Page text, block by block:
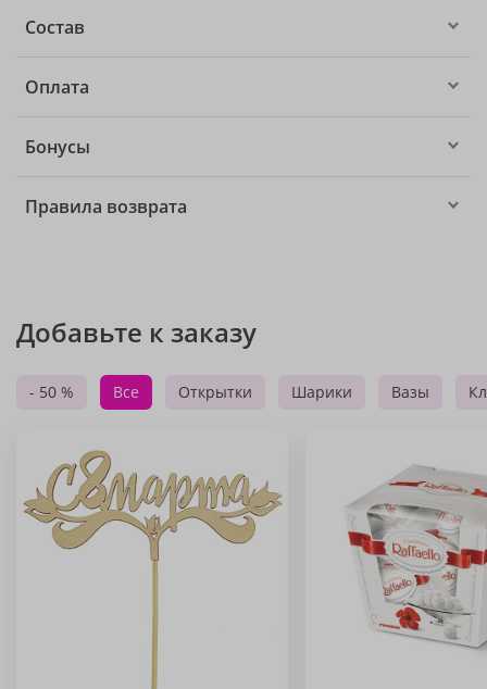
Состав
Оплата
Бонусы
Правила возврата
Добавьте к заказу
- 50 % Все Открытки Шарики Вазы